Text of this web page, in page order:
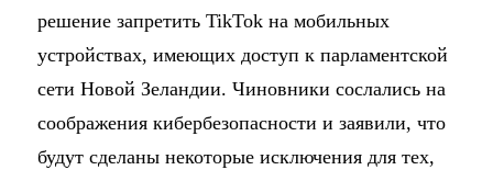
решение запретить TikTok на мобильных
устройствах, имеющих доступ к парламентской
сети Новой Зеландии. Чиновники сослались на
соображения кибербезопасности и заявили, что
будут сделаны некоторые исключения для тех,